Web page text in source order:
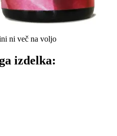
ni več na voljo
izdelka: